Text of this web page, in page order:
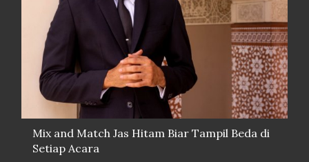
Mix and Match Jas Hitam Biar Tampil Beda di
Setiap Acara